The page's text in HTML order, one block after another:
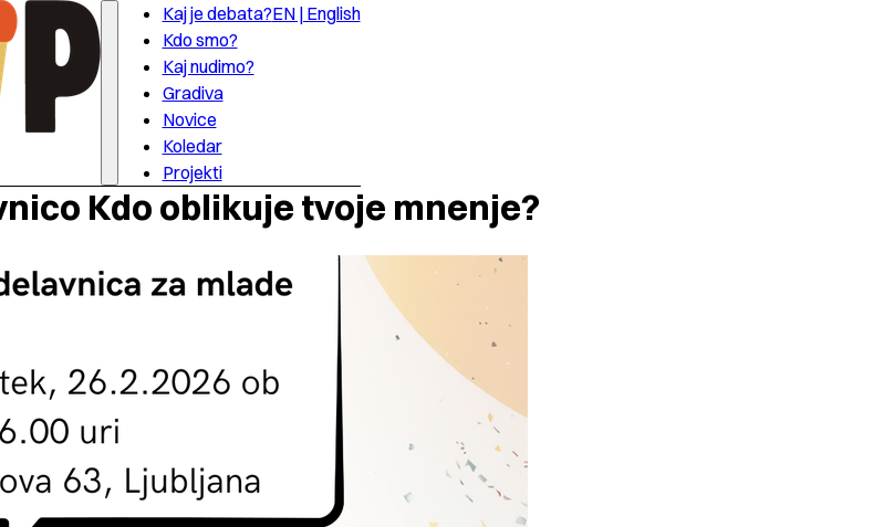
Kaj je debata?
Kdo smo?
Kaj nudimo?
Gradiva
Novice
Koledar
Projekti
EN | English
Kdo oblikuje tvoje mnenje?